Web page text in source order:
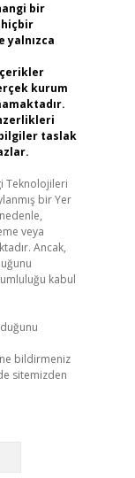
bir
hiçbir
yalnızca
kurum
taslak
Teknolojileri
bir Yer
veya
Ancak,
kabul
bildirmeniz
sitemizden